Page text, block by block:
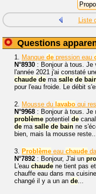
Liste
Questions
1. Manque de pression eau
N°8930 : Bonjour à tous. Je
l'année 2021 j'ai constaté
chaude de ma salle de
pour l'eau froide. Le débit
2. Mousse du lavabo qui
N°9968 : Bonjour à tous. Je
problème potentiel de
de ma salle de bain ne
bien, mais la mousse
3. Problème eau chaude
N°7892 : Bonjour, J'ai un
L'eau chaude ne tient pas
chauffe eau dans ma
changé il y a un an de...